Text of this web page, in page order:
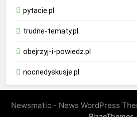
pytacie.pl
trudne-tematy.pl
obejrzyj-i-powiedz.pl
nocnedyskusje.pl
Newsmatic - News WordPress